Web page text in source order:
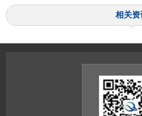
相关资